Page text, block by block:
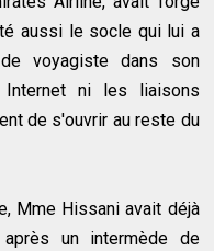
aussi le socle qui lui a
voyagiste dans son
ni les liaisons
de s'ouvrir au reste du
Mme Hissani avait déjà
un intermède de